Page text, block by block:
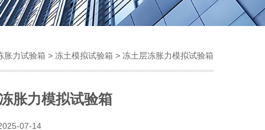
胀力试验箱 > 冻土模拟试验箱 > 冻土层冻胀力模拟试验箱
胀力模拟试验箱
07-14